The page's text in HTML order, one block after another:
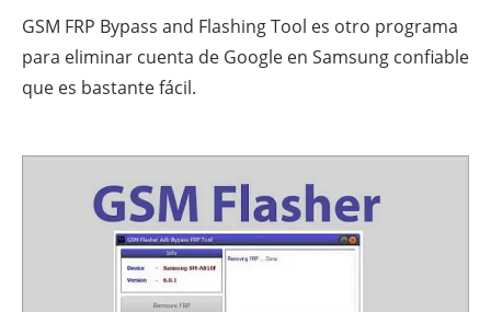
GSM FRP Bypass and Flashing Tool es otro programa
para eliminar cuenta de Google en Samsung confiable
que es bastante fácil.